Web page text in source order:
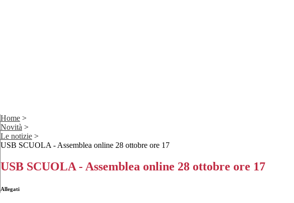
Home >
Novità >
Le notizie >
USB SCUOLA - Assemblea online 28 ottobre ore 17
USB SCUOLA - Assemblea online 28 ottobre ore 17
Allegati